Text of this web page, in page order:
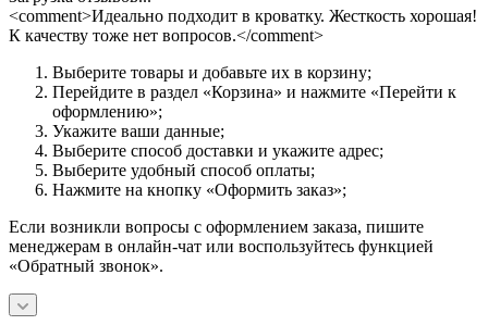
<comment>Идеально подходит в кроватку. Жесткость хорошая!
К качеству тоже нет вопросов.</comment>
Выберите товары и добавьте их в корзину;
Перейдите в раздел «Корзина» и нажмите «Перейти к
оформлению»;
Укажите ваши данные;
Выберите способ доставки и укажите адрес;
Выберите удобный способ оплаты;
Нажмите на кнопку «Оформить заказ»;
Если возникли вопросы с оформлением заказа, пишите
менеджерам в онлайн-чат или воспользуйтесь функцией
«Обратный звонок».